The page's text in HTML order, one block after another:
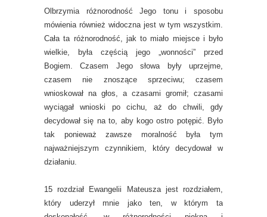
Olbrzymia różnorodność Jego tonu i sposobu
mówienia również widoczna jest w tym wszystkim.
Cała ta różnorodność, jak to miało miejsce i było
wielkie, była częścią jego „wonności” przed
Bogiem. Czasem Jego słowa były uprzejme,
czasem nie znoszące sprzeciwu; czasem
wnioskował na głos, a czasami gromił; czasami
wyciągał wnioski po cichu, aż do chwili, gdy
decydował się na to, aby kogo ostro potępić. Było
tak ponieważ zawsze moralność była tym
najważniejszym czynnikiem, który decydował w
działaniu.
15 rozdział Ewangelii Mateusza jest rozdziałem,
który uderzył mnie jako ten, w którym ta